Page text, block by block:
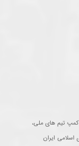
کمپ تیم های ملی،
ایران